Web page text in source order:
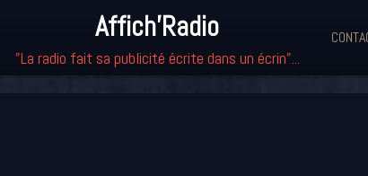
Affich'Radio
"La radio fait sa publicité écrite dans un écrin"...